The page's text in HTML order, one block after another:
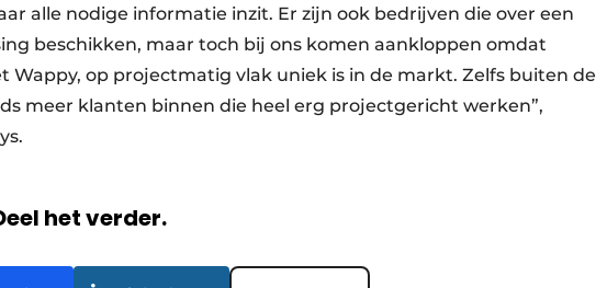
alle nodige informatie inzit. Er zijn ook bedrijven die over een
beschikken, maar toch bij ons komen aankloppen omdat
Wappy, op projectmatig vlak uniek is in de markt. Zelfs buiten de
meer klanten binnen die heel erg projectgericht werken”,
het verder.